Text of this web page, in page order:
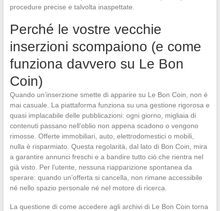
procedure precise e talvolta inaspettate.
Perché le vostre vecchie
inserzioni scompaiono (e come
funziona davvero su Le Bon
Coin)
Quando un’inserzione smette di apparire su Le Bon Coin, non è
mai casuale. La piattaforma funziona su una gestione rigorosa e
quasi implacabile delle pubblicazioni: ogni giorno, migliaia di
contenuti passano nell’oblio non appena scadono o vengono
rimosse. Offerte immobiliari, auto, elettrodomestici o mobili,
nulla è risparmiato. Questa regolarità, dal lato di Bon Coin, mira
a garantire annunci freschi e a bandire tutto ciò che rientra nel
già visto. Per l’utente, nessuna riapparizione spontanea da
sperare: quando un’offerta si cancella, non rimane accessibile
né nello spazio personale né nel motore di ricerca.
La questione di come accedere agli archivi di Le Bon Coin torna